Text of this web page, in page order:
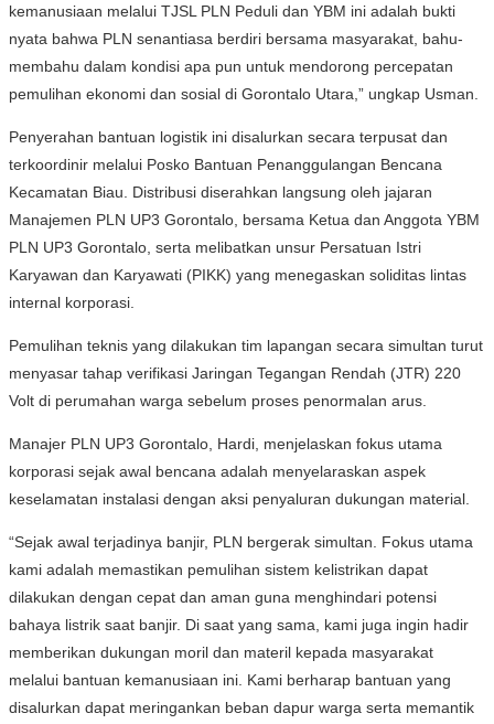
kemanusiaan melalui TJSL PLN Peduli dan YBM ini adalah bukti
nyata bahwa PLN senantiasa berdiri bersama masyarakat, bahu-
membahu dalam kondisi apa pun untuk mendorong percepatan
pemulihan ekonomi dan sosial di Gorontalo Utara,” ungkap Usman.
Penyerahan bantuan logistik ini disalurkan secara terpusat dan
terkoordinir melalui Posko Bantuan Penanggulangan Bencana
Kecamatan Biau. Distribusi diserahkan langsung oleh jajaran
Manajemen PLN UP3 Gorontalo, bersama Ketua dan Anggota YBM
PLN UP3 Gorontalo, serta melibatkan unsur Persatuan Istri
Karyawan dan Karyawati (PIKK) yang menegaskan soliditas lintas
internal korporasi.
Pemulihan teknis yang dilakukan tim lapangan secara simultan turut
menyasar tahap verifikasi Jaringan Tegangan Rendah (JTR) 220
Volt di perumahan warga sebelum proses penormalan arus.
Manajer PLN UP3 Gorontalo, Hardi, menjelaskan fokus utama
korporasi sejak awal bencana adalah menyelaraskan aspek
keselamatan instalasi dengan aksi penyaluran dukungan material.
“Sejak awal terjadinya banjir, PLN bergerak simultan. Fokus utama
kami adalah memastikan pemulihan sistem kelistrikan dapat
dilakukan dengan cepat dan aman guna menghindari potensi
bahaya listrik saat banjir. Di saat yang sama, kami juga ingin hadir
memberikan dukungan moril dan materil kepada masyarakat
melalui bantuan kemanusiaan ini. Kami berharap bantuan yang
disalurkan dapat meringankan beban dapur warga serta memantik